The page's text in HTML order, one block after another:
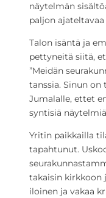
näytelmän
paljon ajateltavaa
Talon isäntä ja
pettyneitä siitä,
”Meidän
tanssia. Sinun on
Jumalalle, ettet
syntisiä
Yritin paikkailla
tapahtunut.
takaisin kirkkoon
iloinen ja vakaa